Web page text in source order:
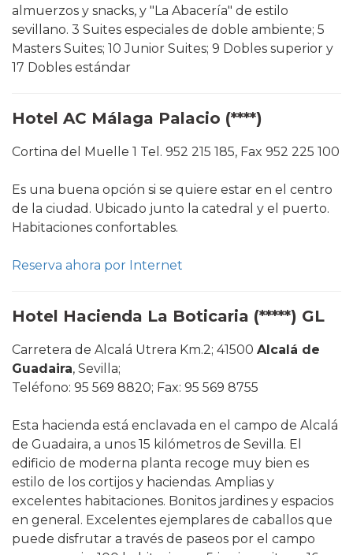
almuerzos y snacks, y "La Abacería" de estilo
sevillano. 3 Suites especiales de doble ambiente; 5
Masters Suites; 10 Junior Suites; 9 Dobles superior y
17 Dobles estándar
Hotel AC Málaga Palacio (****)
Cortina del Muelle 1 Tel. 952 215 185, Fax 952 225 100
Es una buena opción si se quiere estar en el centro
de la ciudad. Ubicado junto la catedral y el puerto.
Habitaciones confortables.
Reserva ahora por Internet
Hotel Hacienda La Boticaria (*****) GL
Carretera de Alcalá Utrera Km.2; 41500 Alcalá de
Guadaira, Sevilla;
Teléfono: 95 569 8820; Fax: 95 569 8755
Esta hacienda está enclavada en el campo de Alcalá
de Guadaira, a unos 15 kilómetros de Sevilla. El
edificio de moderna planta recoge muy bien es
estilo de los cortijos y haciendas. Amplias y
excelentes habitaciones. Bonitos jardines y espacios
en general. Excelentes ejemplares de caballos que
puede disfrutar a través de paseos por el campo